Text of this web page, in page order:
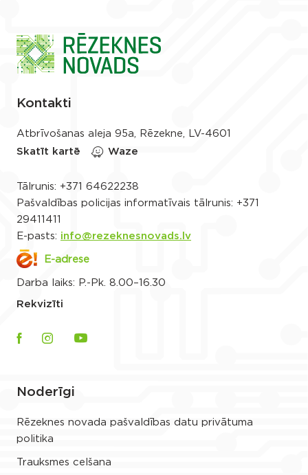
Kontakti
Atbrīvošanas aleja 95a, Rēzekne, LV-4601
Skatīt kartē
Waze
Tālrunis: +371 64622238
Pašvaldības policijas informatīvais tālrunis: +371
29411411
E-pasts: info@rezeknesnovads.lv
E-adrese
Darba laiks: P.-Pk. 8.00–16.30
Rekvizīti
Noderīgi
Rēzeknes novada pašvaldības datu privātuma
politika
Trauksmes celšana